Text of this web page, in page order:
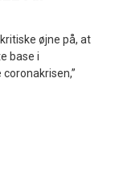
øjne på, at
base i